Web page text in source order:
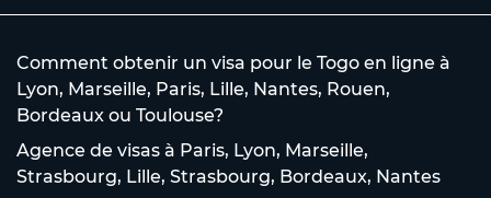
Comment obtenir un visa pour le Togo en ligne à
Lyon, Marseille, Paris, Lille, Nantes, Rouen,
Bordeaux ou Toulouse?
Agence de visas à Paris, Lyon, Marseille,
Strasbourg, Lille, Strasbourg, Bordeaux, Nantes